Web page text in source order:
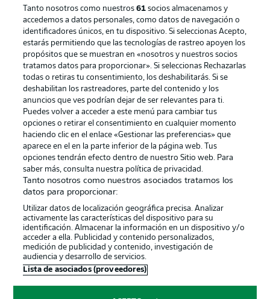
Publicidad Aviso legal
Gestionar las preferencias Declaracion de privacidad
Canales Trabajos
Jugadores Condiciones de uso
Sello Editorial Contacto
© 2026 Bundesliga-Gruppe GmbH
Elegir idioma
Tanto nosotros como nuestros61 socios almacenamos y
accedemos a datos personales, como datos de navegación o
identificadores únicos, en tu dispositivo. Si seleccionas Acepto,
estarás permitiendo que las tecnologías de rastreo apoyen los
propósitos que se muestran en «nosotros y nuestros socios
tratamos datos para proporcionar». Si seleccionas Rechazarlas
todas o retiras tu consentimiento, los deshabilitarás. Si se
deshabilitan los rastreadores, parte del contenido y los
anuncios que ves podrían dejar de ser relevantes para ti.
Puedes volver a acceder a este menú para cambiar tus
opciones o retirar el consentimiento en cualquier momento
haciendo clic en el enlace «Gestionar las preferencias» que
aparece en el en la parte inferior de la página web. Tus
opciones tendrán efecto dentro de nuestro Sitio web. Para
saber más, consulta nuestra política de privacidad.
Tanto nosotros como nuestros asociados tratamos los
datos para proporcionar:
Utilizar datos de localización geográfica precisa. Analizar
activamente las características del dispositivo para su
identificación. Almacenar la información en un dispositivo y/o
acceder a ella. Publicidad y contenido personalizados,
medición de publicidad y contenido, investigación de
audiencia y desarrollo de servicios.
Lista de asociados (proveedores)